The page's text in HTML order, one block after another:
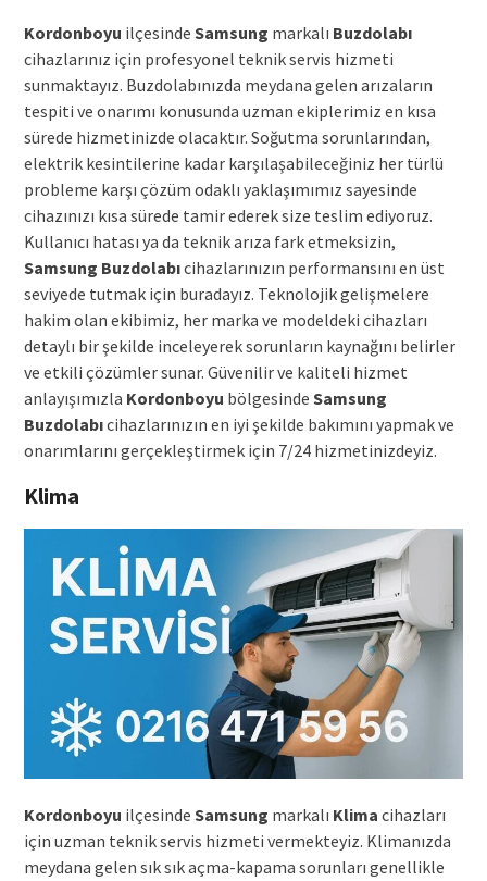
Kordonboyu ilçesinde Samsung markalı Buzdolabı
cihazlarınız için profesyonel teknik servis hizmeti
sunmaktayız. Buzdolabınızda meydana gelen arızaların
tespiti ve onarımı konusunda uzman ekiplerimiz en kısa
sürede hizmetinizde olacaktır. Soğutma sorunlarından,
elektrik kesintilerine kadar karşılaşabileceğiniz her türlü
probleme karşı çözüm odaklı yaklaşımımız sayesinde
cihazınızı kısa sürede tamir ederek size teslim ediyoruz.
Kullanıcı hatası ya da teknik arıza fark etmeksizin,
Samsung Buzdolabıcihazlarınızın performansını en üst
seviyede tutmak için buradayız. Teknolojik gelişmelere
hakim olan ekibimiz, her marka ve modeldeki cihazları
detaylı bir şekilde inceleyerek sorunların kaynağını belirler
ve etkili çözümler sunar. Güvenilir ve kaliteli hizmet
anlayışımızla Kordonboyu bölgesinde Samsung
Buzdolabıcihazlarınızın en iyi şekilde bakımını yapmak ve
onarımlarını gerçekleştirmek için 7/24 hizmetinizdeyiz.
Klima
Kordonboyu ilçesinde Samsung markalı Klima cihazları
için uzman teknik servis hizmeti vermekteyiz. Klimanızda
meydana gelen sık sık açma-kapama sorunları genellikle